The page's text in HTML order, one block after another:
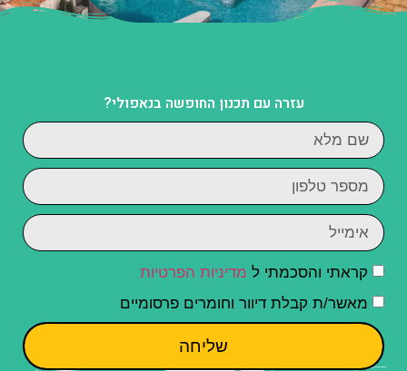
עזרה עם תכנון החופשה בנאפולי?
קראתי והסכמתי ל מדיניות הפרטיות
מאשר/ת קבלת דיוור וחומרים פרסומיים
שליחה